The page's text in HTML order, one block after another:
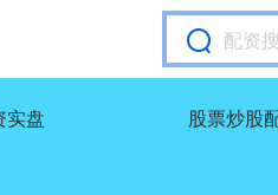
实盘 股票炒股